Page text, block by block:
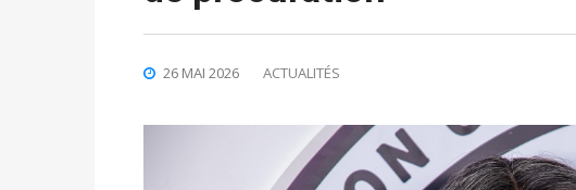
26 MAI 2026 ACTUALITÉS